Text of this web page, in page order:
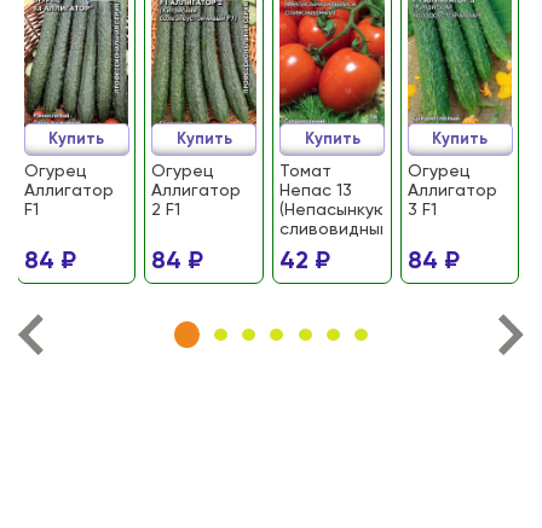
Огурец
Аллигатор
F1
84 ₽
Купить
Огурец
Аллигатор
2 F1
84 ₽
Купить
Томат
Непас 13
(Непасынкующийся
сливовидный)
42 ₽
Купить
Огурец
Аллигатор
3 F1
84 ₽
Купить